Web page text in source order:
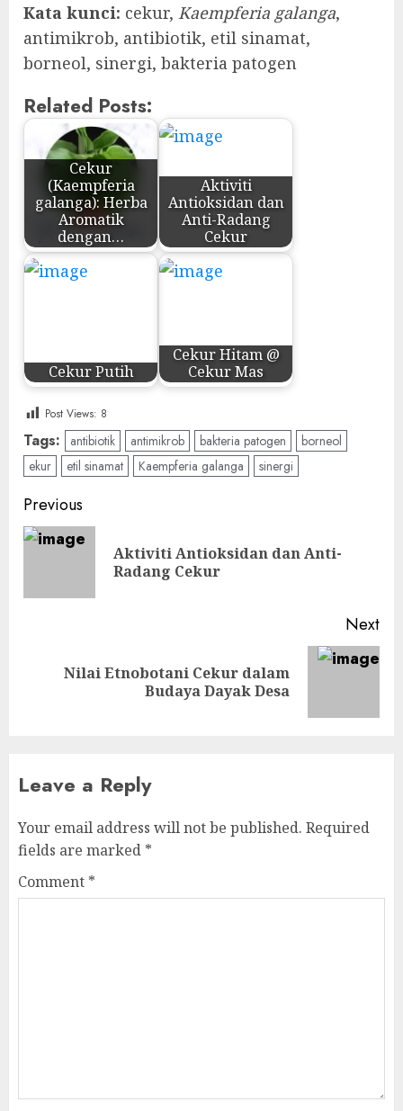
Kata kunci: cekur, Kaempferia galanga,
antimikrob, antibiotik, etil sinamat,
borneol, sinergi, bakteria patogen
Related Posts:
Cekur
(Kaempferia
galanga): Herba
Aromatik
dengan…
Aktiviti
Antioksidan dan
Anti-Radang
Cekur
Cekur Putih
Cekur Hitam @
Cekur Mas
Post Views: 8
Tags: antibiotik antimikrob bakteria patogen
borneol
ekur
etil sinamat Kaempferia galanga sinergi
Post
navigation
Previous
Aktiviti Antioksidan dan Anti-
Radang Cekur
Next
Nilai Etnobotani Cekur dalam
Budaya Dayak Desa
Leave a Reply
Your email address will not be published. Required
fields are marked *
Comment *